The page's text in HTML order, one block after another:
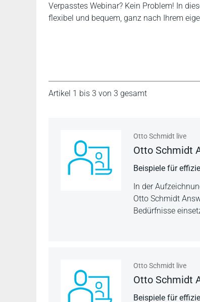
Verpasstes Webinar? Kein Problem! In
flexibel und bequem, ganz nach Ihrem
Artikel 1 bis 3 von 3 gesamt
Otto Schmidt live
Otto Schmidt
Beispiele für
In der
Otto Schmidt
Bedürfnisse
Otto Schmidt live
Otto Schmidt
Beispiele für